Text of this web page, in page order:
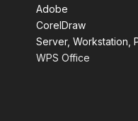
Adobe
CorelDraw
Server, Workstation,
WPS Office